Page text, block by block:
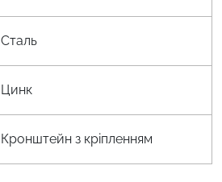
Сталь
Цинк
Кронштейн з кріпленням